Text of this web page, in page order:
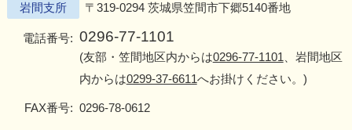
岩間支所 〒319-0294 茨城県笠間市下郷5140番地
電話番号: 0296-77-1101
(友部・笠間地区内からは0296-77-1101 、岩間地区
内からは0299-37-6611へお掛けください。)
FAX番号: 0296-78-0612